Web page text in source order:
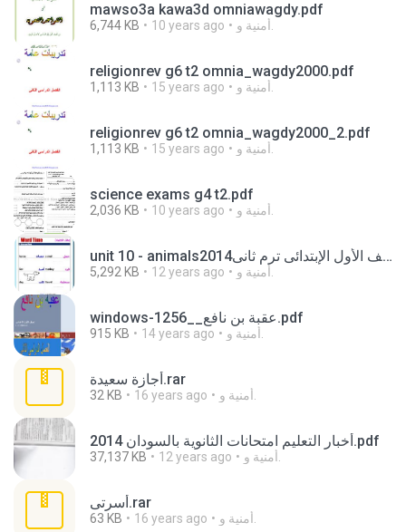
mawso3a kawa3d omniawagdy.pdf
6,744 KB 10 years ago
religionrev g6 t2 omnia_wagdy2000.pdf
1,113 KB 15 years ago
religionrev g6 t2 omnia_wagdy2000_2.pdf
1,113 KB 15 years ago
science exams g4 t2.pdf
2,036 KB 10 years ago
unit 10 - animalsرائعة مستر رجب للصف الأول الإبتدائى ترم ثانى2014.pdf
5,292 KB 12 years ago
windows-1256__عقبة بن نافع.pdf
915 KB 14 years ago
أجازة سعيدة.rar
32 KB 16 years ago
أخبار التعليم امتحانات الثانوية بالسودان 2014.pdf
37,137 KB 12 years ago
أسرتى.rar
63 KB 16 years ago